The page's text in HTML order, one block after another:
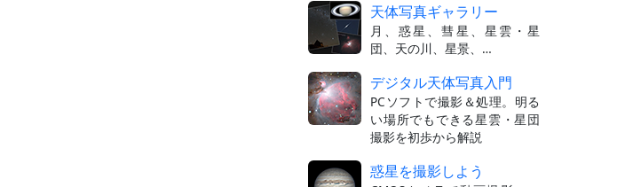
天体写真ギャラリー
月、惑星、彗星、星雲・星
団、天の川、星景、…
デジタル天体写真入門
PCソフトで撮影＆処理。明る
い場所でもできる星雲・星団
撮影を初歩から解説
惑星を撮影しよう